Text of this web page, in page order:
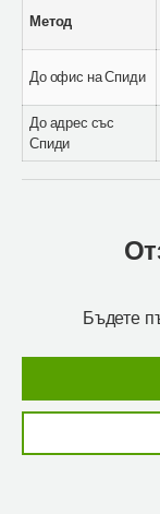
Метод
До офис на Спиди
До адрес със
Спиди
Бъдете